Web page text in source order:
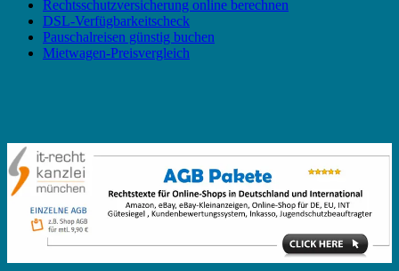
Rechtsschutzversicherung online berechnen
DSL-Verfügbarkeitscheck
Pauschalreisen günstig buchen
Mietwagen-Preisvergleich